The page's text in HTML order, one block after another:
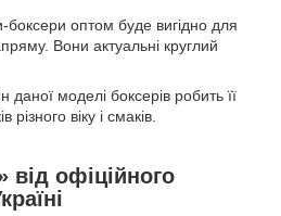
боксери оптом буде вигідно для
Вони актуальні круглий
даної моделі боксерів робить її
віку і смаків.
від офіційного